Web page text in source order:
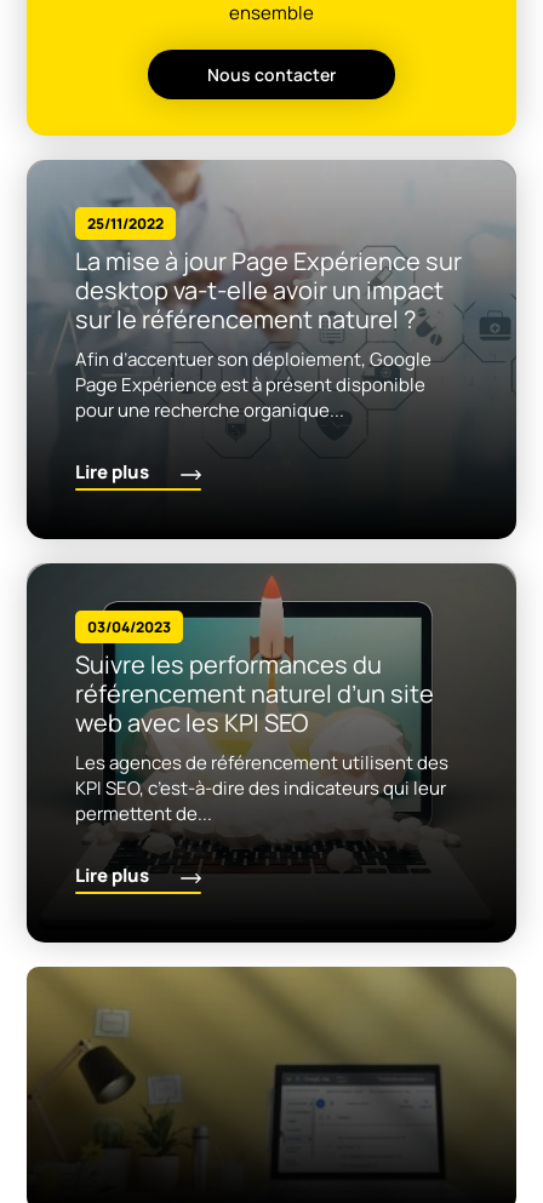
ensemble
Nous contacter
25/11/2022
La mise à jour Page Expérience sur
desktop va-t-elle avoir un impact
sur le référencement naturel ?
Afin d’accentuer son déploiement, Google
Page Expérience est à présent disponible
pour une recherche organique...
Lire plus
03/04/2023
Suivre les performances du
référencement naturel d’un site
web avec les KPI SEO
Les agences de référencement utilisent des
KPI SEO, c’est-à-dire des indicateurs qui leur
permettent de...
Lire plus